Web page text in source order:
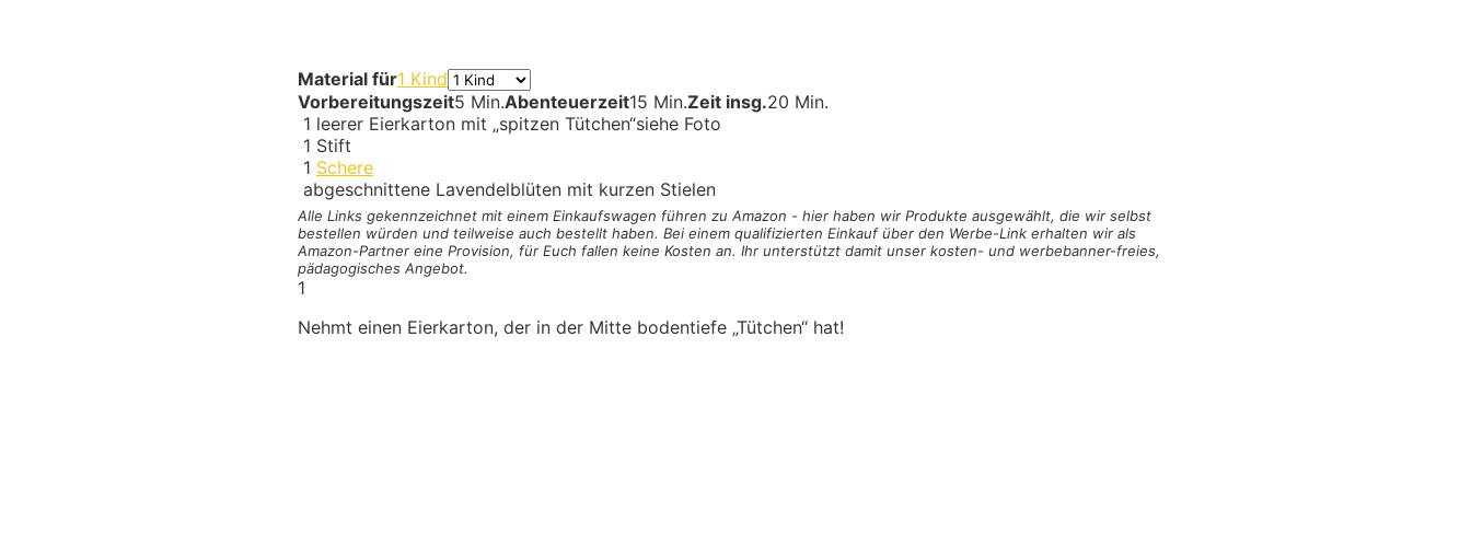
Material für1 Kind
Vorbereitungszeit5 Min.Abenteuerzeit15 Min.Zeit insg.20 Min.
1 leerer Eierkarton mit „spitzen Tütchen“siehe Foto
1 Stift
1 Schere
abgeschnittene Lavendelblüten mit kurzen Stielen
Alle Links gekennzeichnet mit einem Einkaufswagen führen zu Amazon - hier haben wir Produkte ausgewählt, die wir selbst
bestellen würden und teilweise auch bestellt haben. Bei einem qualifizierten Einkauf über den Werbe-Link erhalten wir als
Amazon-Partner eine Provision, für Euch fallen keine Kosten an. Ihr unterstützt damit unser kosten- und werbebanner-freies,
pädagogisches Angebot.
1
Nehmt einen Eierkarton, der in der Mitte bodentiefe „Tütchen“ hat!